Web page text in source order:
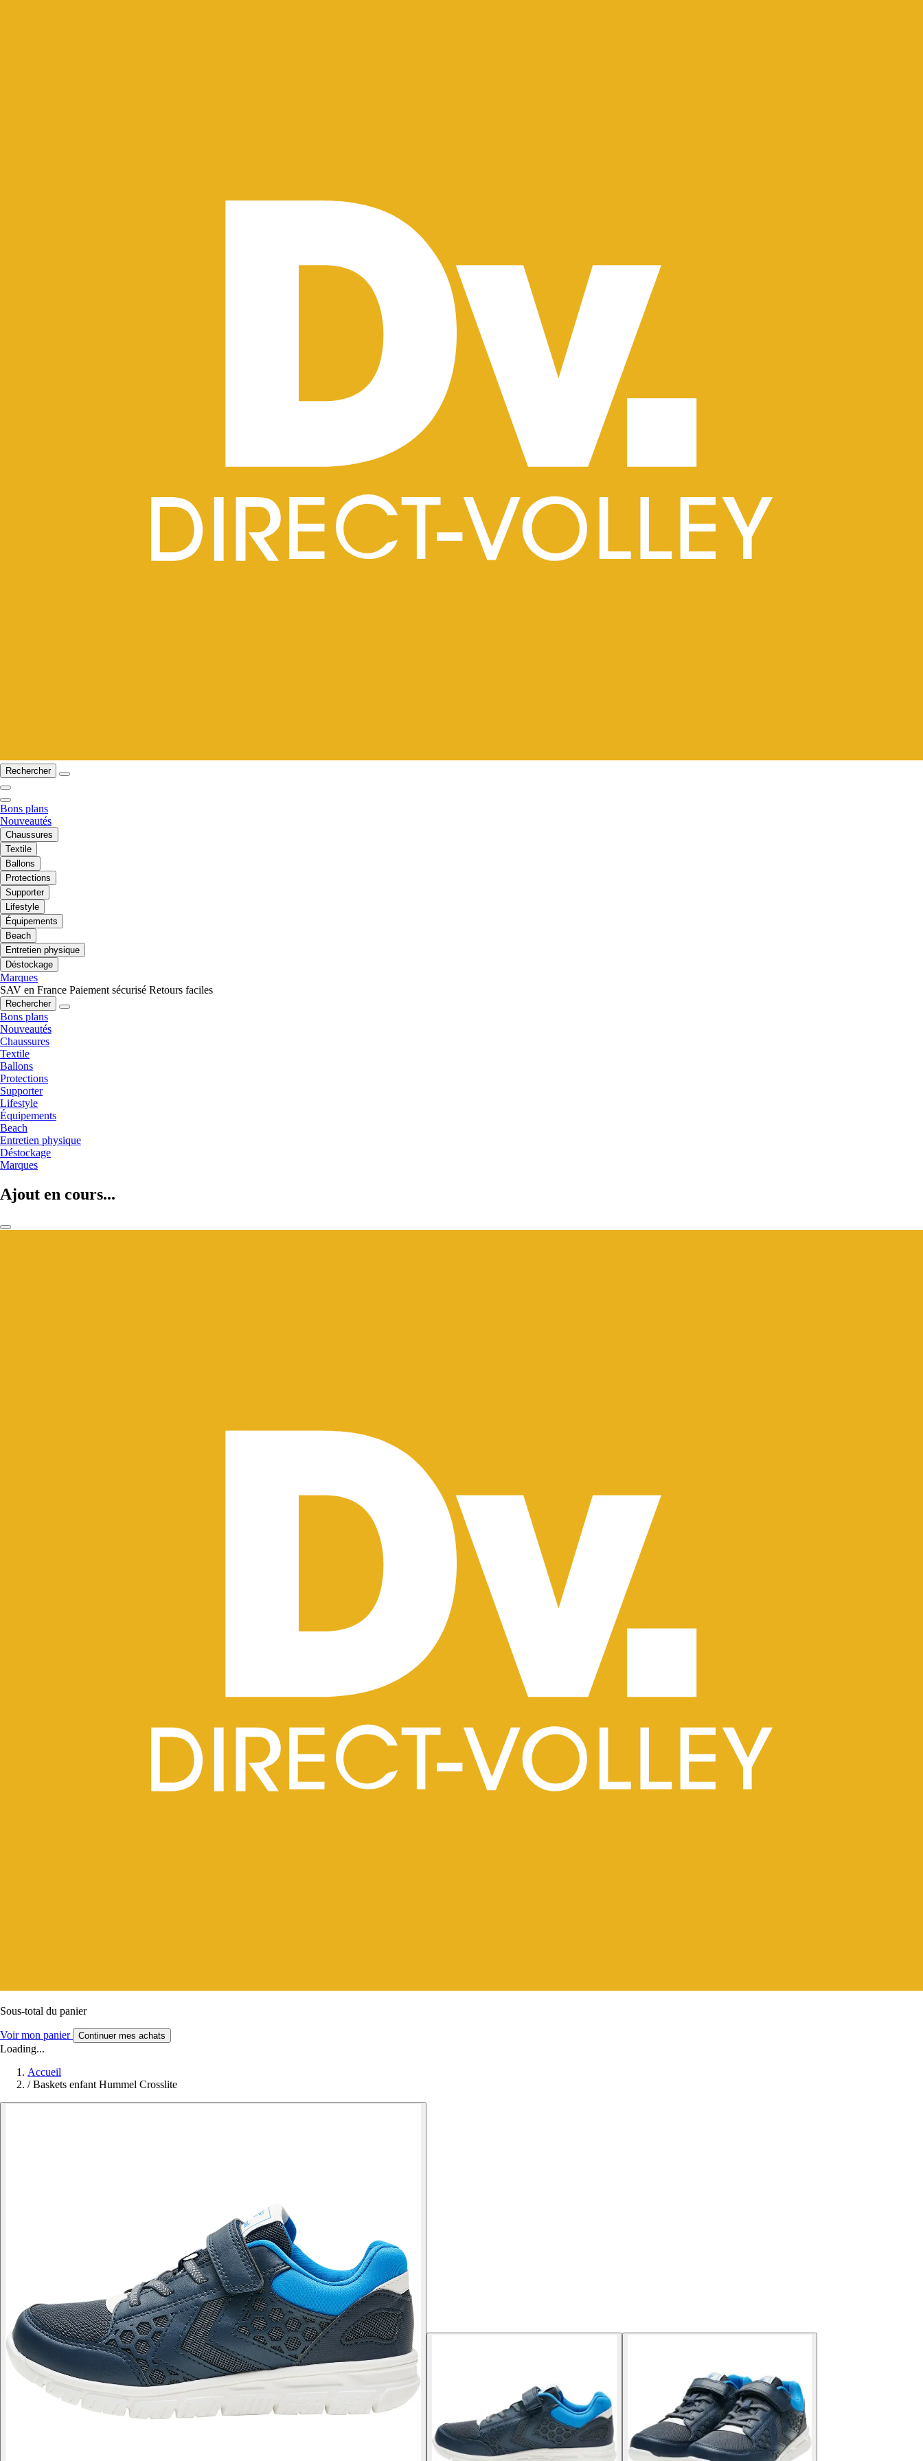
Rechercher
Bons plans
Nouveautés
Chaussures
Textile
Ballons
Protections
Supporter
Lifestyle
Équipements
Beach
Entretien physique
Déstockage
Marques
SAV en France Paiement sécurisé Retours faciles
Rechercher
Bons plans
Nouveautés
Chaussures
Textile
Ballons
Protections
Supporter
Lifestyle
Équipements
Beach
Entretien physique
Déstockage
Marques
Ajout en cours...
Sous-total du panier
Voir mon panier Continuer mes achats
Loading...
Accueil
/ Baskets enfant Hummel Crosslite